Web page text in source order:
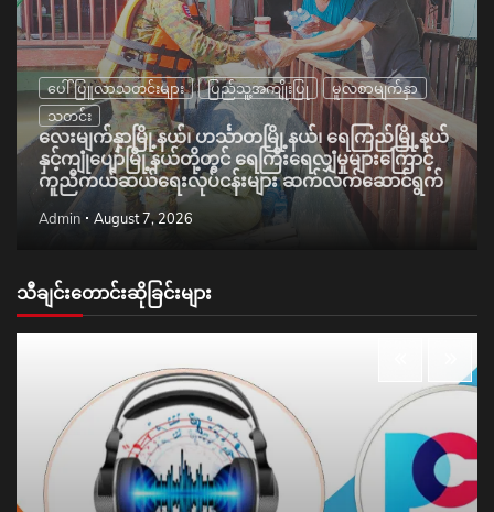
ပေါ်ပြူလာသတင်းများ ပြည်သူ့အကျိုးပြု
မူလစာမျက်နှာ
သတင်း
လေးမျက်နှာမြို့နယ်၊ ဟင်္သာတမြို့နယ်၊ ရေကြည်မြို့နယ်
နှင့်ကျုံပျော်မြို့နယ်တို့တွင် ရေကြီးရေလျှံမှုများကြောင့်
ကူညီကယ်ဆယ်ရေးလုပ်ငန်းများ ဆက်လက်ဆောင်ရွက်
Admin August 7, 2026
သီချင်းတောင်းဆိုခြင်းများ